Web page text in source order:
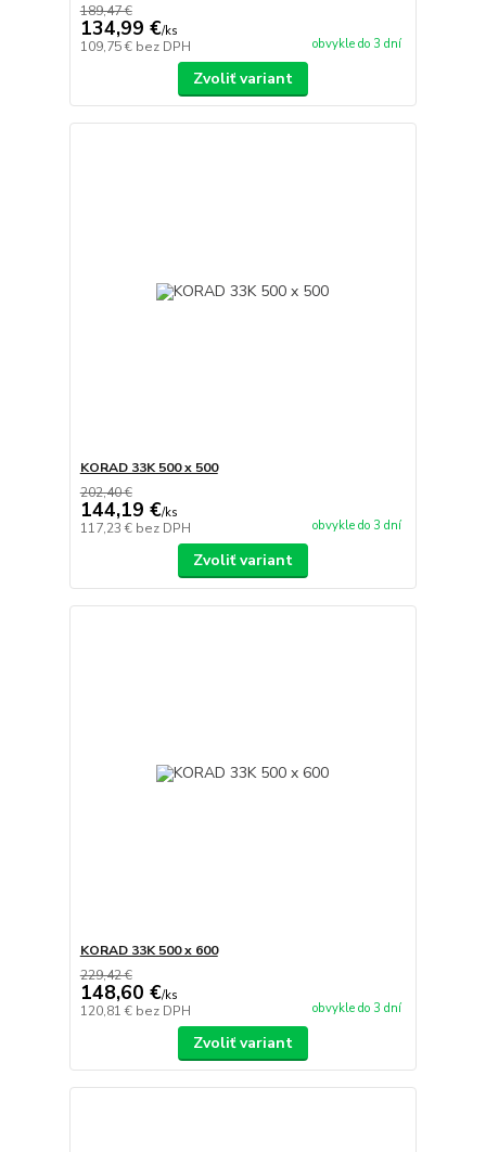
189,47 €
134,99 €/ks
109,75 € bez DPH obvykle do 3 dní
Zvoliť variant
KORAD 33K 500 x 500
202,40 €
144,19 €/ks
117,23 € bez DPH obvykle do 3 dní
Zvoliť variant
KORAD 33K 500 x 600
229,42 €
148,60 €/ks
120,81 € bez DPH obvykle do 3 dní
Zvoliť variant